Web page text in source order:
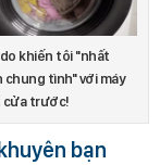
khiến tôi "nhất
chung tình" với máy
cửa trước!
bạn